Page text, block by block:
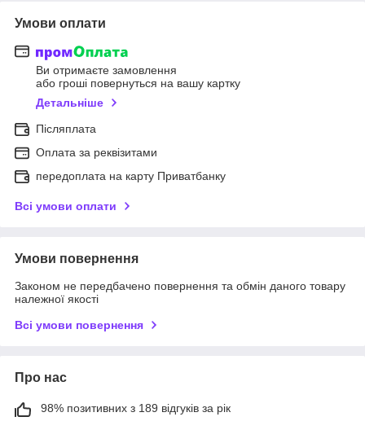
Умови оплати
Ви отримаєте замовлення
або гроші повернуться на вашу картку
Детальніше
Післяплата
Оплата за реквізитами
передоплата на карту Приватбанку
Всі умови оплати
Умови повернення
Законом не передбачено повернення та обмін даного товару
належної якості
Всі умови повернення
Про нас
98% позитивних з 189 відгуків за рік